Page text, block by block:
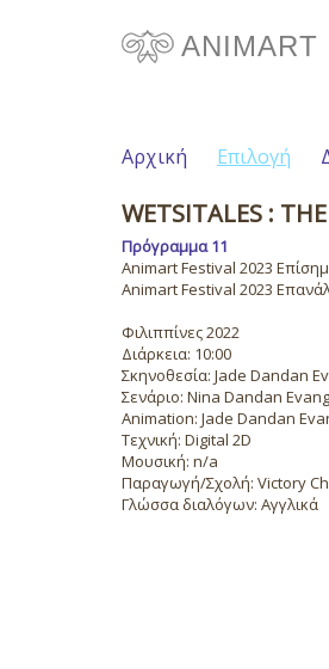
ANIMART
Αρχική Επιλογή
WETSITALES :
Πρόγραμμα 11
Animart Festival 2023
Animart Festival 2023
Φιλιππίνες 2022
Διάρκεια: 10:00
Σκηνοθεσία: Jade Dandan
Σενάριο: Nina Dandan
Animation: Jade Dandan
Τεχνική: Digital 2D
Μουσική: n/a
Παραγωγή/Σχολή: Victory
Γλώσσα διαλόγων: Αγγλικά